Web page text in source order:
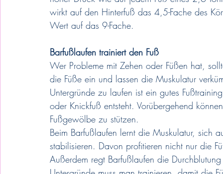
wirkt auf den Hinterfuß das 4,5-Fache des
Wert auf das 9-Fache.
Barfußlaufen trainiert den Fuß
Wer Probleme mit Zehen oder Füßen hat,
die Füße ein und lassen die Muskulatur
Untergründe zu laufen ist ein gutes
oder Knickfuß entsteht. Vorübergehend
Fußgewölbe zu stützen.
Beim Barfußlaufen lernt die Muskulatur, sich
stabilisieren. Davon profitieren nicht nur die
Außerdem regt Barfußlaufen die